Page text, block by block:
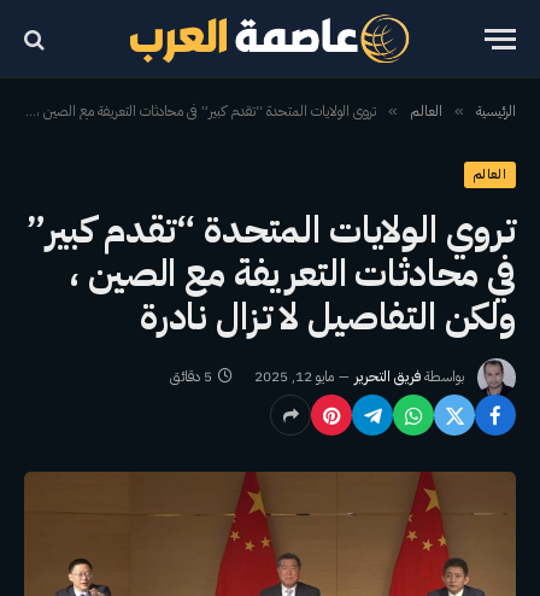
الرئيسية » العالم » تروي الولايات المتحدة “تقدم كبير” في محادثات التعريفة مع الصين ، ولكن التفاصيل لا تزال نادرة
العالم
تروي الولايات المتحدة “تقدم كبير”
في محادثات التعريفة مع الصين ،
ولكن التفاصيل لا تزال نادرة
بواسطةفريق التحرير مايو 12, 2025 5 دقائق